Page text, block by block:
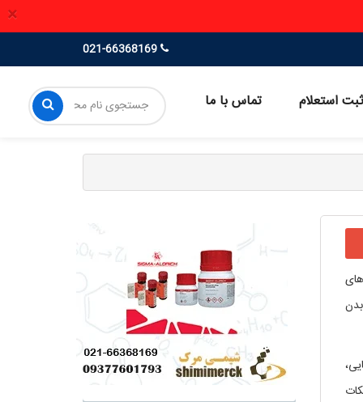
×
استعلام تماس با ما